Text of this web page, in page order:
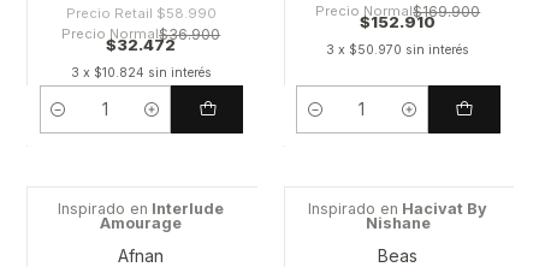
Precio Retail $58.990
Precio Normal$36.900
$32.472
3 x $10.824 sin interés
Cantidad
Precio Normal$169.900
$152.910
3 x $50.970 sin interés
Cantidad
Inspirado en Interlude
Amourage
Afnan
Inspirado en Hacivat By
Nishane
Beas